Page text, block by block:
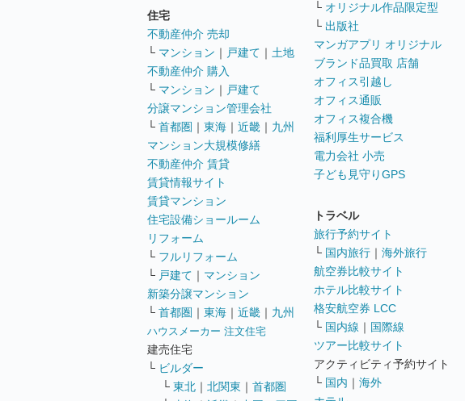
住宅
不動産仲介 売却
└ マンション ｜ 戸建て ｜ 土地
不動産仲介 購入
└ マンション ｜ 戸建て
分譲マンション管理会社
└ 首都圏 ｜ 東海 ｜ 近畿 ｜ 九州
マンション大規模修繕
不動産仲介 賃貸
賃貸情報サイト
賃貸マンション
住宅設備ショールーム
リフォーム
└ フルリフォーム
└ 戸建て ｜ マンション
新築分譲マンション
└ 首都圏 ｜ 東海 ｜ 近畿 ｜ 九州
ハウスメーカー 注文住宅
建売住宅
└ ビルダー
└ 東北 ｜ 北関東 ｜ 首都圏
└ オリジナル作品限定型
└ 出版社
マンガアプリ オリジナル
ブランド品買取 店舗
オフィス引越し
オフィス通販
オフィス複合機
福利厚生サービス
電力会社 小売
子ども見守りGPS
トラベル
旅行予約サイト
└ 国内旅行 ｜ 海外旅行
航空券比較サイト
ホテル比較サイト
格安航空券 LCC
└ 国内線 ｜ 国際線
ツアー比較サイト
アクティビティ予約サイト
└ 国内 ｜ 海外